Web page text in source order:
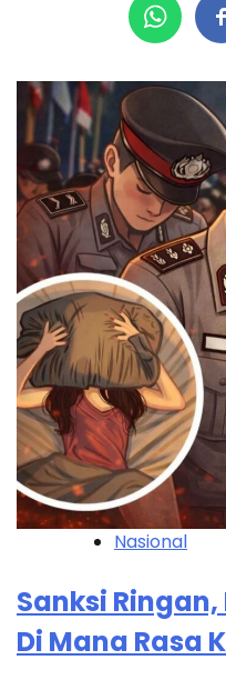
Nasional
Sanksi
Di Mana Rasa